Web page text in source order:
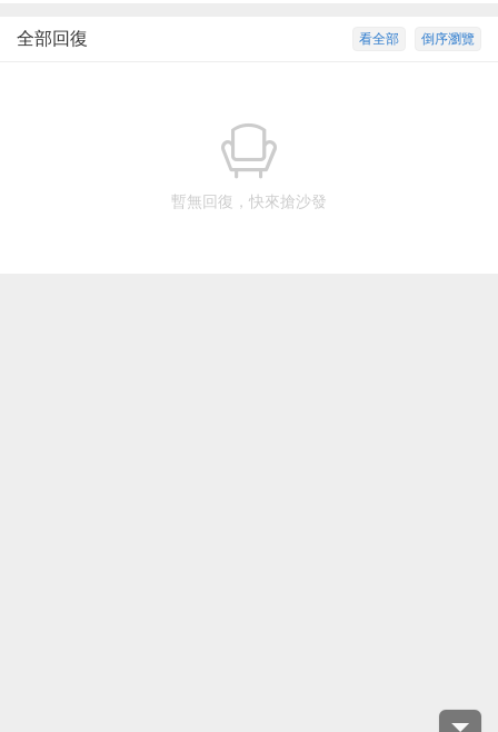
倒序瀏覽
看全部
全部回復
暫無回復，快來搶沙發